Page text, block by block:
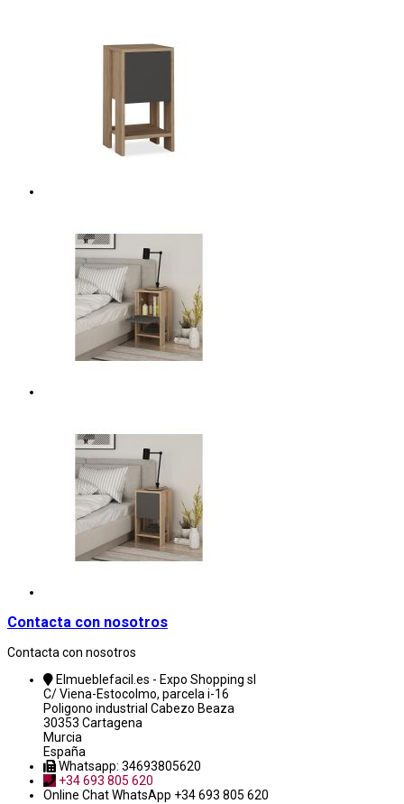
Contacta con nosotros
Contacta con nosotros
Elmueblefacil.es - Expo Shopping sl
C/ Viena-Estocolmo, parcela i-16
Poligono industrial Cabezo Beaza
30353 Cartagena
Murcia
España
Whatsapp: 34693805620
+34 693 805 620
Online ChatWhatsApp +34 693 805 620